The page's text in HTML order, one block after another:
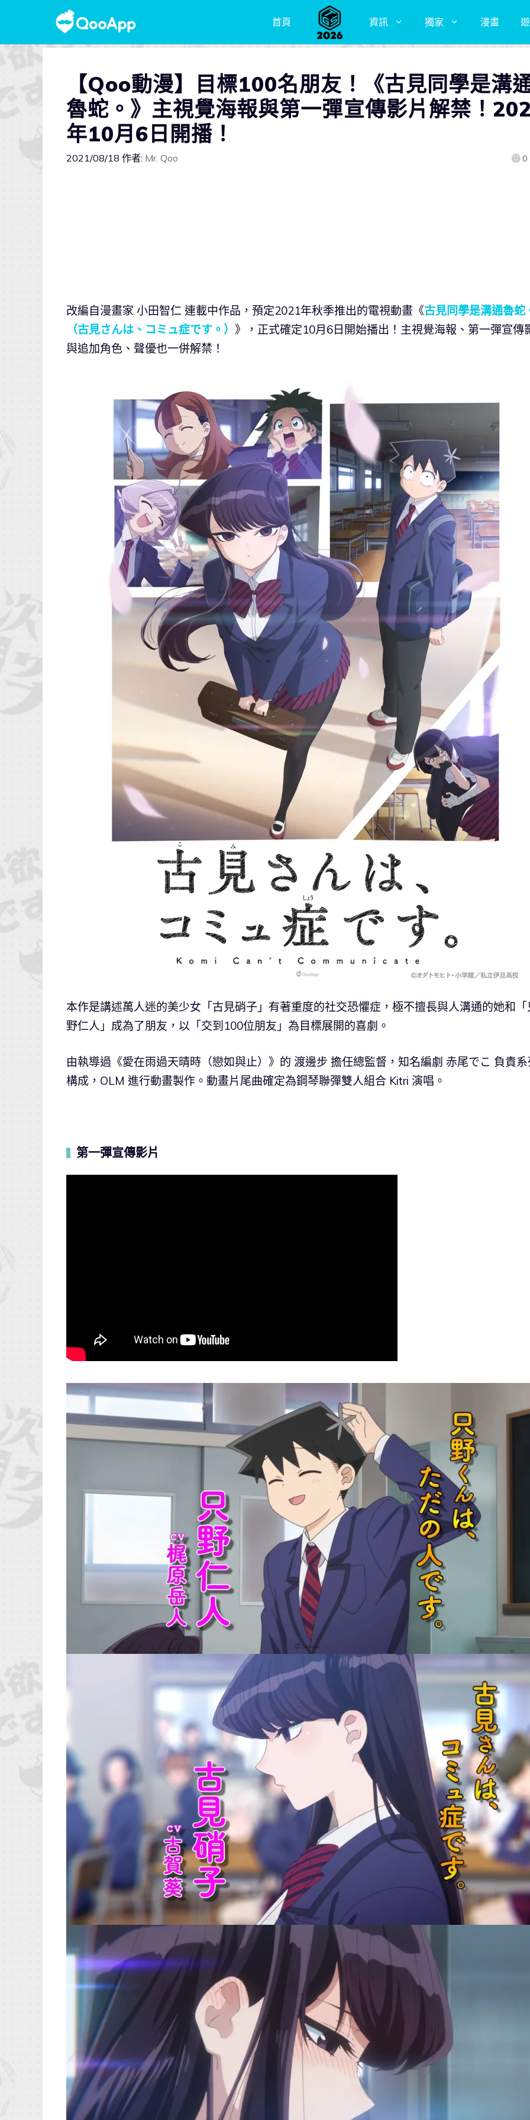
首頁 資訊 獨家 漫畫
【Qoo動漫】目標100名朋友！《古見同學是溝
魯蛇。》主視覺海報與第一彈宣傳影片解禁！
年10月6日開播！
2021/08/18 作者: Mr. Qoo 0
改編自漫畫家 小田智仁 連載中作品，預定2021年秋季推出的電視動畫《古見同學是溝通魯蛇
（古見さんは、コミュ症です。） 》，正式確定10月6日開始播出！主視覺海報、第一彈宣傳
與追加角色、聲優也一併解禁！
本作是講述萬人迷的美少女「古見硝子」有著重度的社交恐懼症，極不擅長與人溝通的她和「
野仁人」成為了朋友，以「交到100位朋友」為目標展開的喜劇。
由執導過《愛在雨過天晴時（戀如與止）》的 渡邊步 擔任總監督，知名編劇 赤尾でこ 負責
構成，OLM 進行動畫製作。動畫片尾曲確定為鋼琴聯彈雙人組合 Kitri 演唱。
第一彈宣傳影片